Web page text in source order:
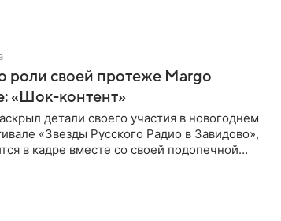
роли своей протеже Margo
«Шок-контент»
детали своего участия в новогоднем
«Звезды Русского Радио в Завидово»,
в кадре вместе со своей подопечной